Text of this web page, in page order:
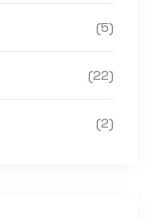
(5)
(22)
(2)